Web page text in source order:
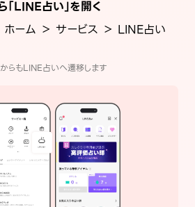
LINE占い」を開く
ホーム ＞ サービス ＞ LINE占い
らもLINE占いへ遷移します